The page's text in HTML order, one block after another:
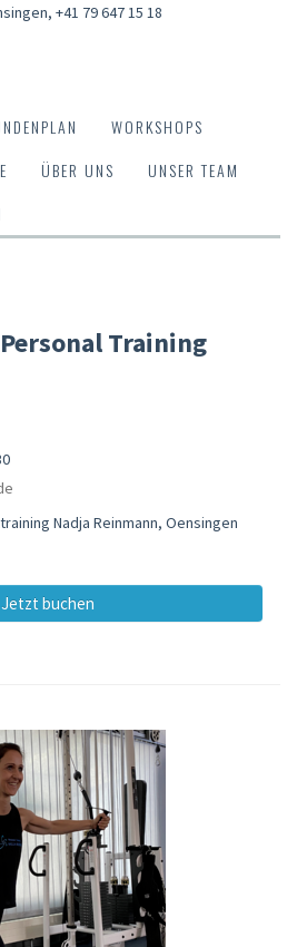
, +41 79 647 15 18
WORKSHOPS
ÜBER UNS
UNSER TEAM
Training
Nadja Reinmann, Oensingen
Jetzt buchen